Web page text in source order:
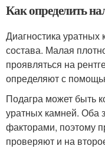
Как определить
Диагностика уратных
состава. Малая
проявляться на
определяют с
Подагра может быть
уратных камней. Оба
факторами, поэтому
проверяют и на